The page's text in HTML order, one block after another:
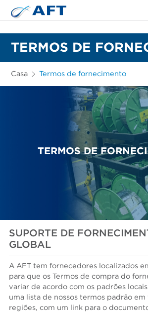
TERMOS DE
Casa Termos de fornecimento
TERMOS DE
SUPORTE DE
GLOBAL
A AFT tem fornecedores localizados
para que os Termos de compra do
variar de acordo com os padrões
uma lista de nossos termos padrão em
regiões, com um link para o